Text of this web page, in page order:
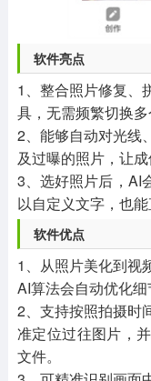
软件亮点
1、整合照片修复、
具，无需频繁切换多
2、能够自动对光线
及过曝的照片，让
3、选好照片后，AI
以自定义文字，也
软件优点
1、从照片美化到视
AI算法会自动优化细
2、支持按照拍摄时
准定位过往图片，
文件。